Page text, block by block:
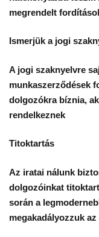
megrendelt
Ismerjük a jogi
A jogi szaknyelvre
munkaszerződések
dolgozókra bíznia,
rendelkeznek
Titoktartás
Az iratai nálunk
dolgozóinkat
során a
megakadályozzuk